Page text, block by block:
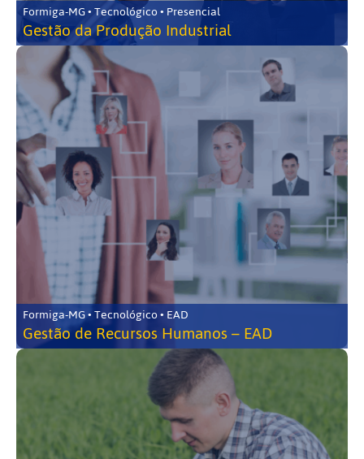
Formiga-MG • Tecnológico • Presencial
Gestão da Produção Industrial
Formiga-MG • Tecnológico • EAD
Gestão de Recursos Humanos – EAD